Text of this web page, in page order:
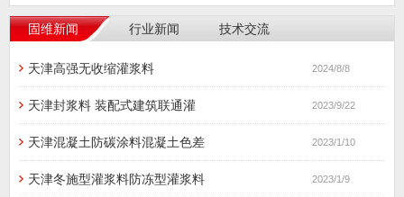
固维新闻 行业新闻 技术交流
天津高强无收缩灌浆料 2024/8/8
天津封浆料 装配式建筑联通灌 2023/9/22
天津混凝土防碳涂料混凝土色差 2023/1/10
天津冬施型灌浆料防冻型灌浆料 2023/1/9